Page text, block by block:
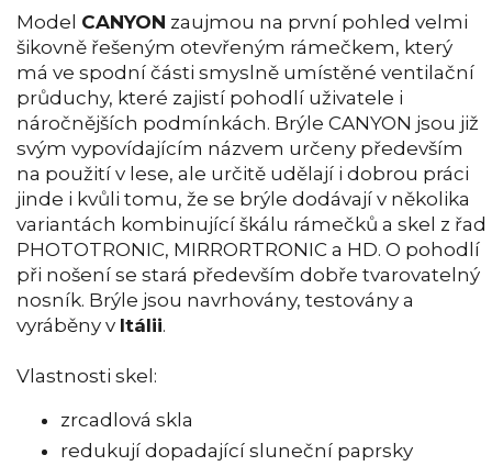
Model CANYON zaujmou na první pohled velmi
šikovně řešeným otevřeným rámečkem, který
má ve spodní části smyslně umístěné ventilační
průduchy, které zajistí pohodlí uživatele i
náročnějších podmínkách. Brýle CANYON jsou již
svým vypovídajícím názvem určeny především
na použití v lese, ale určitě udělají i dobrou práci
jinde i kvůli tomu, že se brýle dodávají v několika
variantách kombinující škálu rámečků a skel z řad
PHOTOTRONIC, MIRRORTRONIC a HD. O pohodlí
při nošení se stará především dobře tvarovatelný
nosník. Brýle jsou navrhovány, testovány a
vyráběny v Itálii.
Vlastnosti skel:
zrcadlová skla
redukují dopadající sluneční paprsky